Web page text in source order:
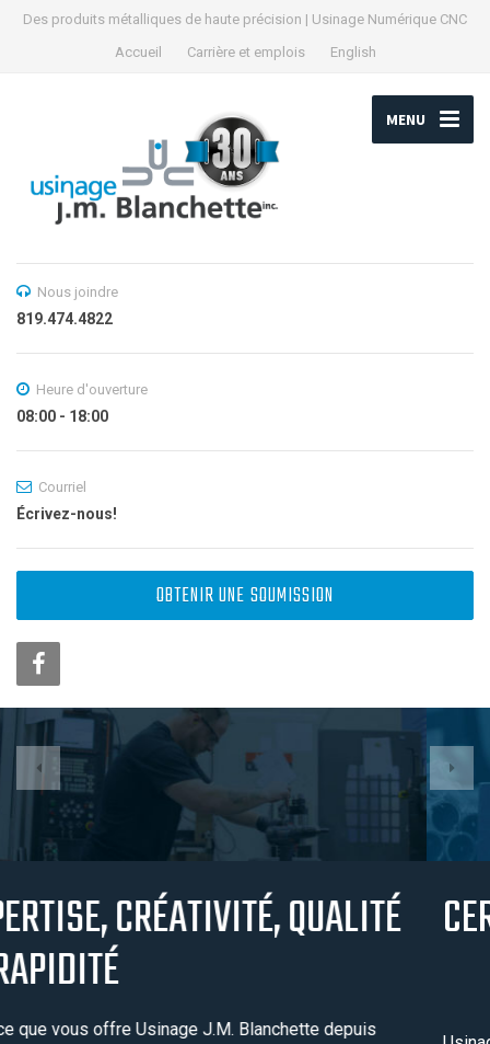
Des produits métalliques de haute précision | Usinage Numérique CNC
Accueil
Carrière et emplois English
MENU
Nous joindre
819.474.4822
Heure d'ouverture
08:00 - 18:00
Courriel
Écrivez-nous!
OBTENIR UNE SOUMISSION
CERTIFICATION ET QUALITÉ
Usinage J.M. Blanchette à réussi avec succès la migration
système d’amélioration continue.